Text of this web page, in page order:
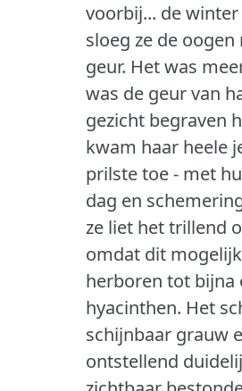
voorbij... de
sloeg ze de
geur. Het was
was de geur van
gezicht begraven
kwam haar heele
prilste toe - met
dag en
ze liet het trillend
omdat dit
herboren tot bijna
hyacinthen. Het
schijnbaar grauw
ontstellend